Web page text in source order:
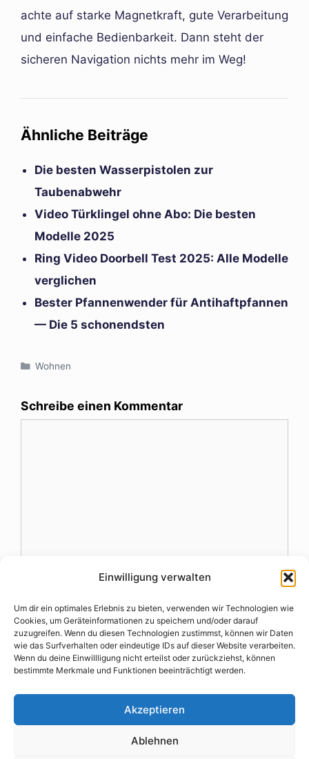
Einwilligung verwalten
Um dir ein optimales Erlebnis zu bieten, verwenden wir Technologien wie
Cookies, um Geräteinformationen zu speichern und/oder darauf
zuzugreifen. Wenn du diesen Technologien zustimmst, können wir Daten
wie das Surfverhalten oder eindeutige IDs auf dieser Website verarbeiten.
Wenn du deine Einwillligung nicht erteilst oder zurückziehst, können
bestimmte Merkmale und Funktionen beeinträchtigt werden.
Akzeptieren
Ablehnen
achte auf starke Magnetkraft, gute Verarbeitung
und einfache Bedienbarkeit. Dann steht der
sicheren Navigation nichts mehr im Weg!
Ähnliche Beiträge
Die besten Wasserpistolen zur
Taubenabwehr
Video Türklingel ohne Abo: Die besten
Modelle 2025
Ring Video Doorbell Test 2025: Alle Modelle
verglichen
Bester Pfannenwender für Antihaftpfannen
— Die 5 schonendsten
Kategorien
Wohnen
Schreibe einen Kommentar
E-
Mail-
Website